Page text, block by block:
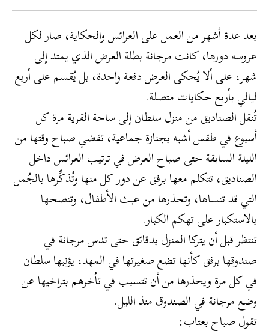
بعد عدة أشهر من العمل على العرائس والحكاية، صار لكل
عروسه دورها، كانت مرجانة بطلة العرض الذي يمتد إلى
شهر، على ألا يُحكى العرض دفعة واحدة، بل يُقسم على أربع
ليالي بأربع حكايات متصلة.
تُنقل الصناديق من منزل سلطان إلى ساحة القرية مرة كل
أسبوع في طقس أشبه بجنازة جماعية، تقضي صباح وقتها من
الليلة السابقة حتى صباح العرض في ترتيب العرائس داخل
الصناديق، تتكلم معها برفق عن دور كل منها وتُذكِّرها بالجُمل
التي قد تنساها، وتحذرها من عبث الأطفال، وتنصحها
بالاستكبار على تهكم الكبار.
تنتظر قبل أن يتركا المنزل بدقائق حتى تدس مرجانة في
صندوقها برفق كأنها تضع صغيرتها في المهد، يؤنبها سلطان
في كل مرة ويحذرها من أن تتسبب في تأخرهم بتراخيها عن
وضع مرجانة في الصندوق منذ الليل.
تقول صباح بعتاب: